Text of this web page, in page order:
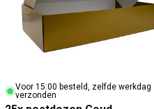
Voor 15:00 besteld, zelfde werkdag
verzonden